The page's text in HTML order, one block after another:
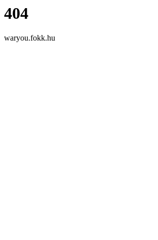
404
waryou.fokk.hu